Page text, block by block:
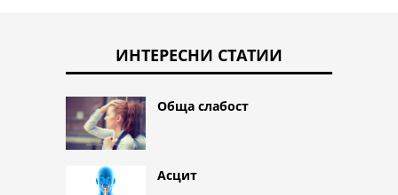
ИНТЕРЕСНИ СТАТИИ
Обща слабост
Асцит